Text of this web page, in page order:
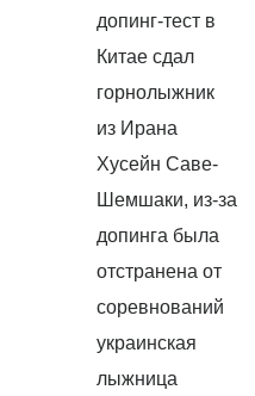
допинг-тест в
Китае сдал
горнолыжник
из Ирана
Хусейн Саве-
Шемшаки, из-за
допинга была
отстранена от
соревнований
украинская
лыжница